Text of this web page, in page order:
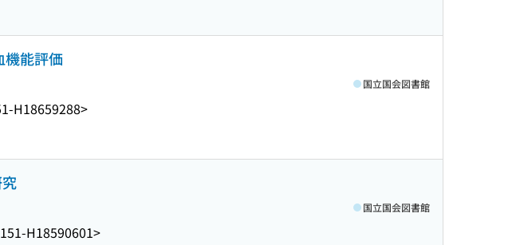
機能評価
H18659288>
国立国会図書館
H18590601>
国立国会図書館